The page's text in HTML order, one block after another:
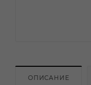
ОПИСАНИЕ